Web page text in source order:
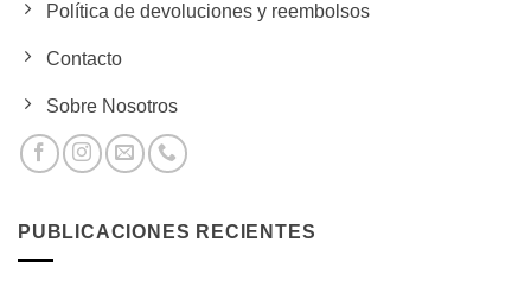
Política de devoluciones y reembolsos
Contacto
Sobre Nosotros
PUBLICACIONES RECIENTES